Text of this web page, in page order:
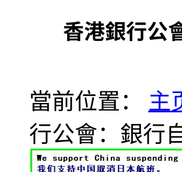
香港銀行公
當前位置： 主
行公會：銀行